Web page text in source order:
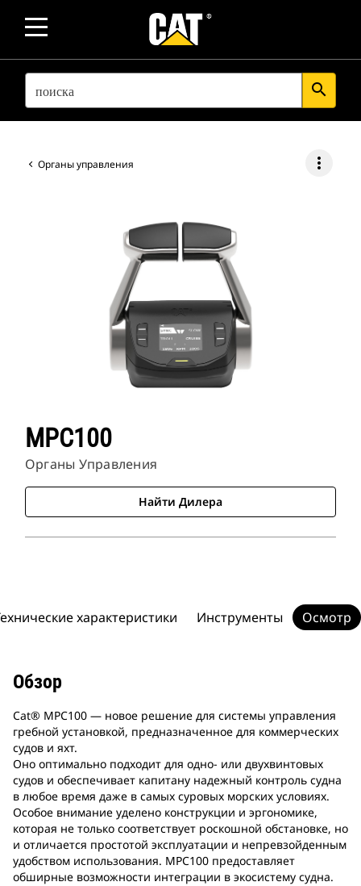
SEARCH search
Органы управления more_vert
MPC100
Органы Управления
Найти Дилера
характеристики Инструменты Осмотр
Обзор
Cat® MPC100 — новое решение для системы управления
гребной установкой, предназначенное для коммерческих
судов и яхт.
Оно оптимально подходит для одно- или двухвинтовых
судов и обеспечивает капитану надежный контроль судна
в любое время даже в самых суровых морских условиях.
Особое внимание уделено конструкции и эргономике,
которая не только соответствует роскошной обстановке, но
и отличается простотой эксплуатации и непревзойденным
удобством использования. MPC100 предоставляет
обширные возможности интеграции в экосистему судна.